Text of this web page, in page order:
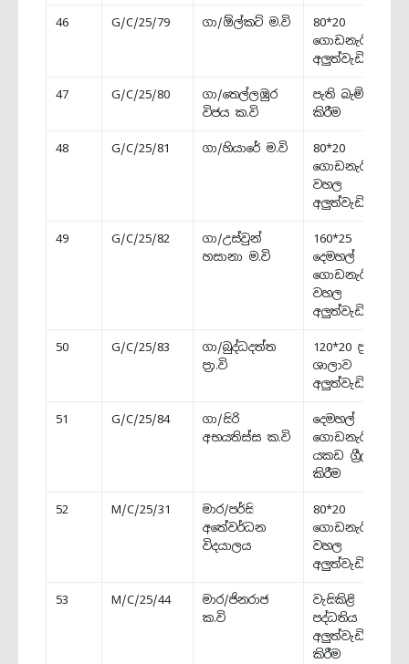
46 G/C/25/79 ගා/ඕල්කට් ම.වි
80*20
ගොඩනැගිල්ල
අලුත්වැඩියාව
47 G/C/25/80
ගා/තෙල්ලඹුර
විජය ක.වි
පැති බැම්ම ඉදි
කිරීම
48 G/C/25/81 ගා/හියාරේ ම.වි
80*20
ගොඩනැගිල්ලේ
වහල
අලුත්වැඩියාව
49 G/C/25/82
ගා/උස්වුන්
හසානා ම.වි
160*25
දෙමහල්
ගොඩනැගිල්ලේ
වහල
අලුත්වැඩියාව
50 G/C/25/83
ගා/බුද්ධදත්ත
ප්‍රා.වි
120*20 ප්‍රධාන
ශාලාව
අලුත්වැඩියාව
51 G/C/25/84
ගා/සිරි
අභයතිස්ස ක.වි
දෙමහල්
ගොඩනැගිල්ලේ
යකඩ ග්‍රීල් සවි
කිරීම
52 M/C/25/31
මාර/පර්සි
අතේවර්ධන
විදයාලය
80*20
ගොඩනැගිල්ලේ
වහල
අලුත්වැඩියාව
53 M/C/25/44
මාර/ජිනරාජ
ක.වි
වැසිකිළි
පද්ධතිය
අලුත්වැඩියා
කිරීම